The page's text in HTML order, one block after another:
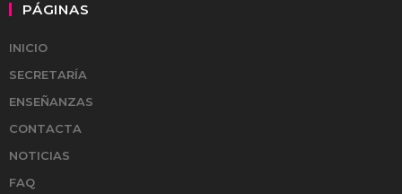
PÁGINAS
INICIO
SECRETARÍA
ENSEÑANZAS
CONTACTA
NOTICIAS
FAQ